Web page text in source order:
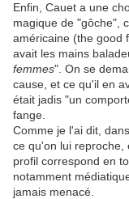
Enfin, Cauet a une
magique de "gôche",
américaine (the good
avait les mains
femmes". On se
cause, et ce qu'il en
était jadis "un
fange.
Comme je l'ai dit,
ce qu'on lui reproche,
profil correspond en
notamment
jamais menacé.